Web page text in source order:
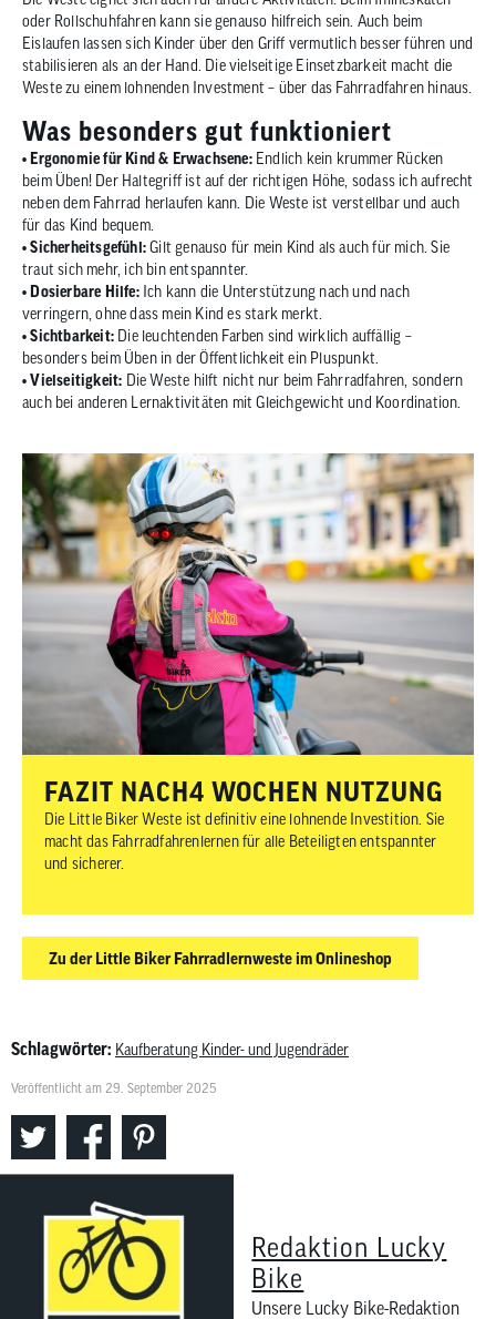
oder Rollschuhfahren kann sie genauso hilfreich sein. Auch beim
Eislaufen lassen sich Kinder über den Griff vermutlich besser führen und
stabilisieren als an der Hand. Die vielseitige Einsetzbarkeit macht die
Weste zu einem lohnenden Investment – über das Fahrradfahren hinaus.
Was besonders gut funktioniert
• Ergonomie für Kind & Erwachsene:Endlich kein krummer Rücken
beim Üben! Der Haltegriff ist auf der richtigen Höhe, sodass ich aufrecht
neben dem Fahrrad herlaufen kann. Die Weste ist verstellbar und auch
für das Kind bequem.
• Sicherheitsgefühl:Gilt genauso für mein Kind als auch für mich. Sie
traut sich mehr, ich bin entspannter.
• Dosierbare Hilfe:Ich kann die Unterstützung nach und nach
verringern, ohne dass mein Kind es stark merkt.
• Sichtbarkeit: Die leuchtenden Farben sind wirklich auffällig –
besonders beim Üben in der Öffentlichkeit ein Pluspunkt.
• Vielseitigkeit: Die Weste hilft nicht nur beim Fahrradfahren, sondern
auch bei anderen Lernaktivitäten mit Gleichgewicht und Koordination.
FAZIT NACH4 WOCHEN NUTZUNG
Die Little Biker Weste ist definitiv eine lohnende Investition. Sie
macht das Fahrradfahrenlernen für alle Beteiligten entspannter
und sicherer.
Zu der Little Biker Fahrradlernweste im Onlineshop
Schlagwörter: Kaufberatung Kinder- und Jugendräder
Veröffentlicht am 29. September 2025
Redaktion Lucky
Bike
Unsere Lucky Bike-Redaktion